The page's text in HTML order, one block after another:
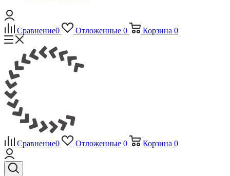
Сравнение0 Отложенные 0 Корзина 0
Сравнение0 Отложенные 0 Корзина 0